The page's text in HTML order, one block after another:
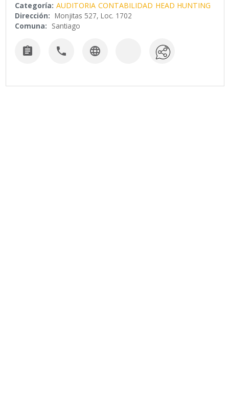
Categoría: AUDITORIA CONTABILIDAD HEAD HUNTING
Dirección: Monjitas 527, Loc. 1702
Comuna: Santiago
  